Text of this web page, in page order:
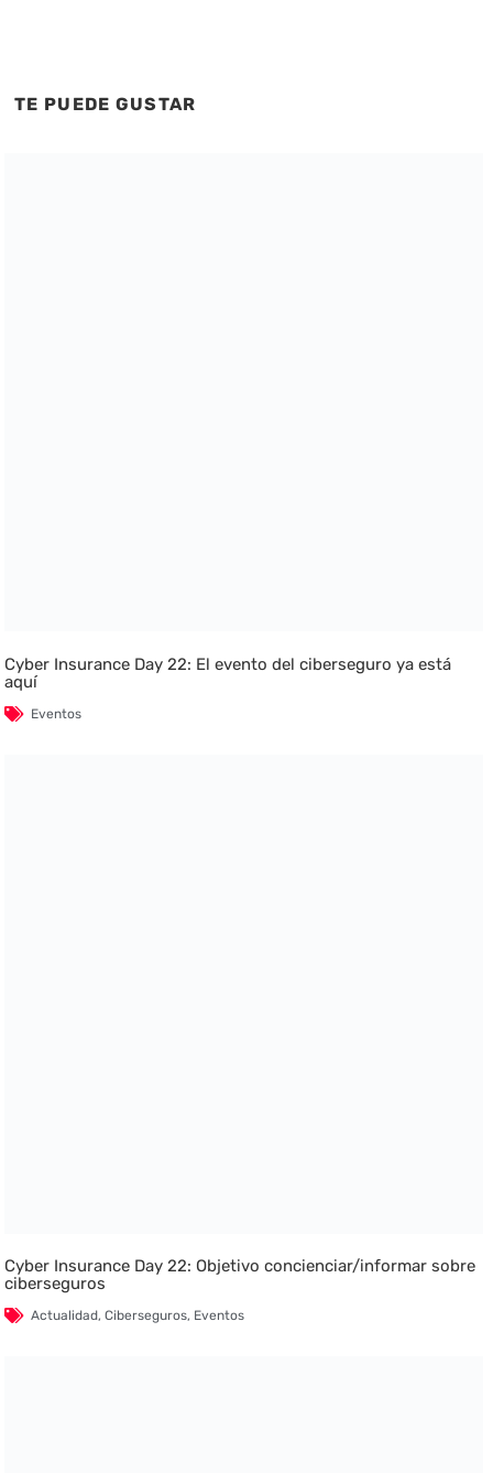
TE PUEDE GUSTAR
Cyber Insurance Day 22: El evento del ciberseguro ya está
aquí
Eventos
Cyber Insurance Day 22: Objetivo concienciar/informar sobre
ciberseguros
Actualidad,Ciberseguros, Eventos